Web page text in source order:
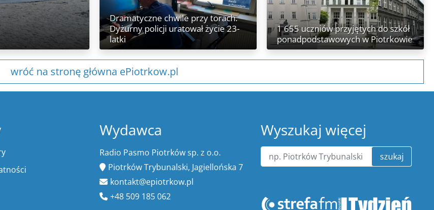
Dramatyczne chwile przy torach.
Dyżurny policji uratował życie 23-
latki
1 655 uczniów przyjętych do szkół
ponadpodstawowych w Piotrkowie
wróć na stronę główna ePiotrkow.pl
Wydawca
Radio Pasmo Piotrków sp. z o.o.
Piotrków Trybunalski, Jagiellońska 7
kontakt@epiotrkow.pl
+48 509 185 062
Wyszukaj więcej
szukaj